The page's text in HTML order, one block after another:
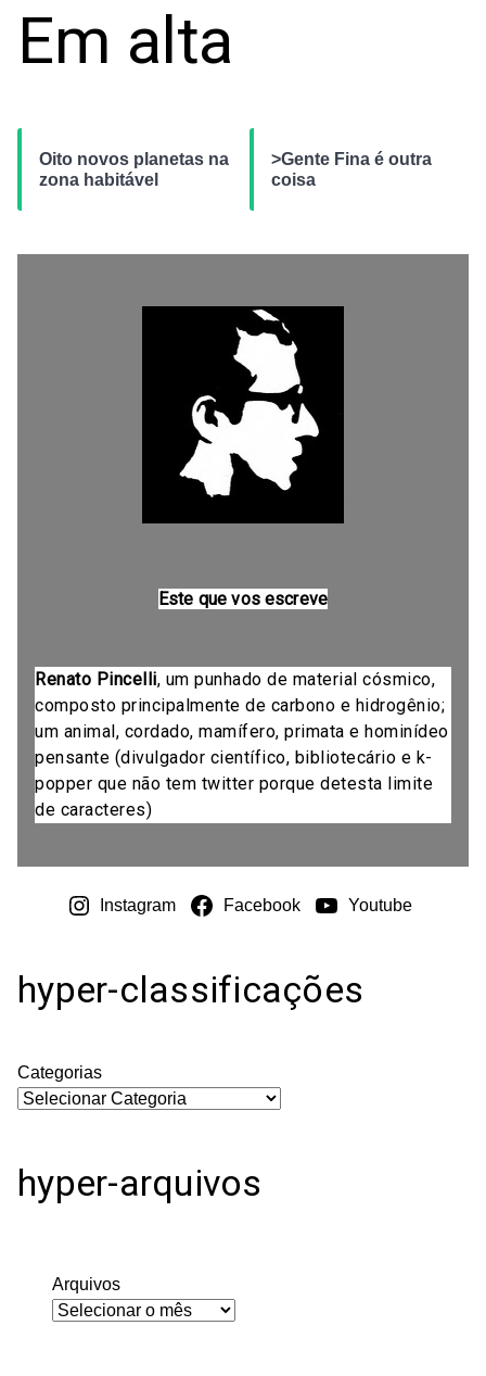
Em alta
Oito novos planetas na
zona habitável
>Gente Fina é outra
coisa
Este que vos escreve
Renato Pincelli, um punhado de material cósmico,
composto principalmente de carbono e hidrogênio;
um animal, cordado, mamífero, primata e hominídeo
pensante (divulgador científico, bibliotecário e k-
popper que não tem twitter porque detesta limite
de caracteres)
Instagram Facebook Youtube
hyper-classificações
Categorias
hyper-arquivos
Arquivos